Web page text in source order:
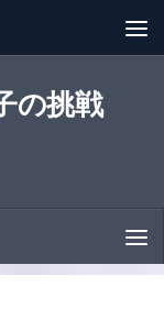
の挑戦